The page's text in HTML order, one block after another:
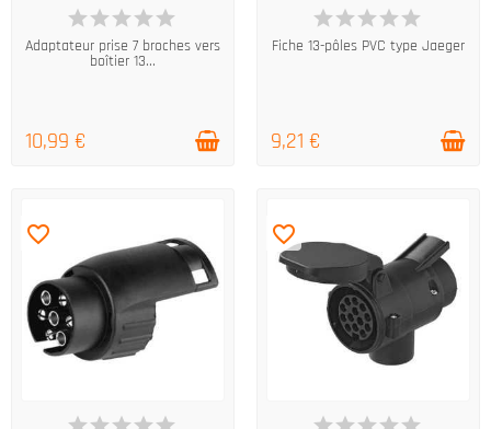
EN STOCK
Adaptateur prise 7 broches vers
boîtier 13...
10,99 €
EN STOCK
Fiche 13-pôles PVC type Jaeger
9,21 €
EN STOCK
favorite_border
EN STOCK
favorite_border